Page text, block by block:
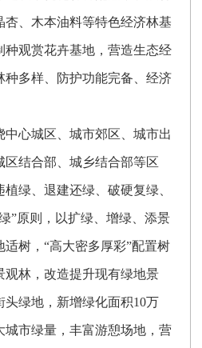
、木本油料等特色经济林基
种观赏花卉基地，营造生态经
种多样、防护功能完备、经济
中心城区、城市郊区、城市出
区结合部、城乡结合部等区
绿、退建还绿、破硬复绿、
”原则，以扩绿、增绿、添景
树，“高大密多厚彩”配置树
观林，改造提升现有绿地景
绿地，新增绿化面积10万
城市绿量，丰富游憩场地，营